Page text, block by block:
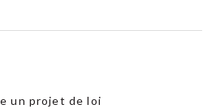
un projet de loi